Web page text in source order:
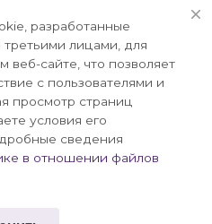
Кецховели 22а, офис 8-28/1
разработанные
лицами, для
веб-сайте, что позволяет
с пользователями и
просмотр страниц
условия его
сведения
в отношении файлов